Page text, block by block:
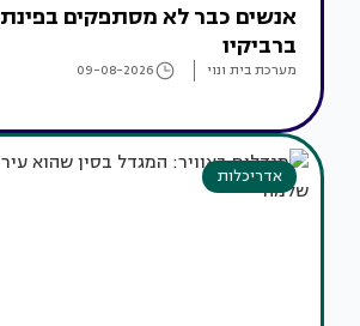
אנשים כבר לא מסתפקים בפינת
ברביקיו
מערכת בית ונוי 09-08-2026
אדריכלות